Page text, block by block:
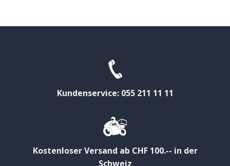
Kundenservice: 055 211 11 11
Kostenloser Versand ab CHF 100.-- in der
Schweiz